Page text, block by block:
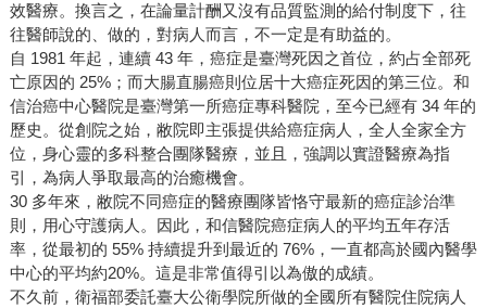
效醫療。換言之，在論量計酬又沒有品質監測的給付制度下，往
往醫師說的、做的，對病人而言，不一定是有助益的。
自 1981 年起，連續 43 年，癌症是臺灣死因之首位，約占全部死
亡原因的 25%；而大腸直腸癌則位居十大癌症死因的第三位。和
信治癌中心醫院是臺灣第一所癌症專科醫院，至今已經有 34 年的
歷史。從創院之始，敝院即主張提供給癌症病人，全人全家全方
位，身心靈的多科整合團隊醫療，並且，強調以實證醫療為指
引，為病人爭取最高的治癒機會。
30 多年來，敝院不同癌症的醫療團隊皆恪守最新的癌症診治準
則，用心守護病人。因此，和信醫院癌症病人的平均五年存活
率，從最初的 55% 持續提升到最近的 76%，一直都高於國內醫學
中心的平均約20%。這是非常值得引以為傲的成績。
不久前，衛福部委託臺大公衛學院所做的全國所有醫院住院病人